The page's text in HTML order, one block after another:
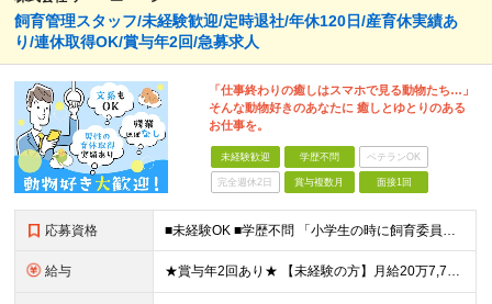
飼育管理スタッフ/未経験歓迎/定時退社/年休120日/産育休実績あ
り/連休取得OK/賞与年2回/急募求人
「仕事終わりの癒しはスマホで見る動物たち…」
そんな動物好きのあなたに 癒しとゆとりのある
お仕事を。
未経験歓迎 学歴不問 ベテランOK
完全週休2日 賞与複数月 面接1回
応募資格 ■未経験OK ■学歴不問 「小学生の時に飼育委員だった！」 なんて方もお待ちしております♪ ※ご自宅でのペット飼育について※ ご自宅でげっ歯類・ウサギのペット飼育を禁止しております。当社業務では清
給与 ★賞与年2回あり★ 【未経験の方】月給20万7,750円～＋賞与年2回＋残業代全額支給＋交通費支給 【生物系大卒の方】月給21万3,750円～＋賞与年2回＋残業代全額支給＋交通費支給 ★手当が充実